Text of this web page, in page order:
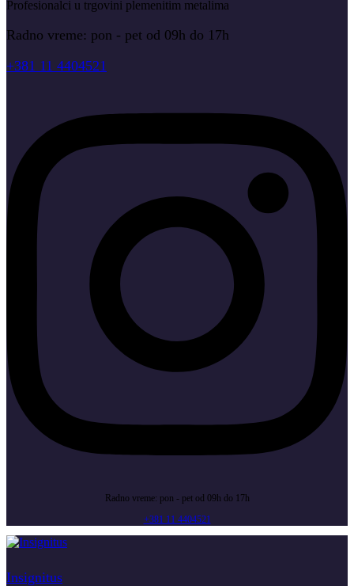
Profesionalci u trgovini plemenitim metalima
Radno vreme: pon - pet od 09h do 17h
+381 11 4404521
Radno vreme: pon - pet od 09h do 17h
+381 11 4404521
Insignitus